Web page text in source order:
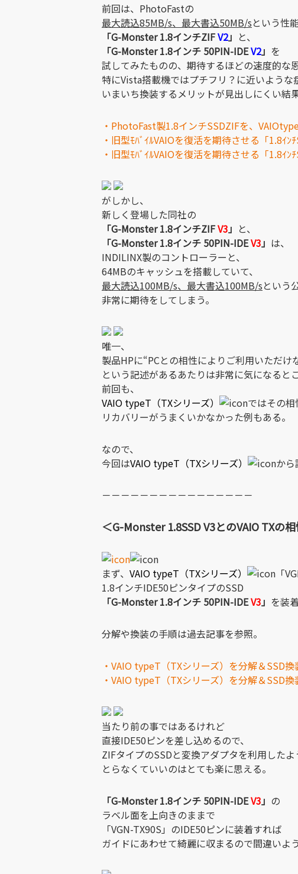
前回は、PhotoFastの
最大読込85MB/s、最大書込50MB/sという性
「G-Monster 1.8インチZIFV2」 と、
「G-Monster 1.8インチ 50PIN-IDEV2」 を
試してみたものの、期待するほどの速度的な
特にVista搭載機ではプチフリ？に近いような
いまいち換装するメリットが見出しにくい結
・PhotoFast製1.8インチSSDZIFを、
・旧型ﾓﾊﾞｲﾙVAIOを復活を期待させる「1.8ｲﾝ
・旧型ﾓﾊﾞｲﾙVAIOを復活を期待させる「1.8ｲﾝ
がしかし、
新しく登場した同社の
「G-Monster 1.8インチZIFV3 」 と、
「G-Monster 1.8インチ 50PIN-IDEV3 」 は、
INDILINX製のコントローラーと、
64MBのキャッシュを搭載していて、
最大読込100MB/s、最大書込100MB/sという
非常に期待をしてしまう。
唯一、
製品HPに“PCとの相性によりご利用いただけ
という記述があるあたりは非常に気になるとこ
前回も、
VAIO typeT（TXシリーズ）
ではその
リカバリーがうまくいかなかった例もある。
なので、
今回はVAIO typeT（TXシリーズ） から
－－－－－－－－－－－－－－－－
＜G-Monster 1.8SSD V3とのVAIO TXの
まず、 VAIO typeT（TXシリーズ）
「
1.8インチIDE50ピンタイプのSSD
「G-Monster 1.8インチ 50PIN-IDEV3 」 を装着
分解や換装の手順は過去記事を参照。
・VAIO typeT（TXシリーズ）を分解＆SSD換
・VAIO typeT（TXシリーズ）を分解＆SSD換
当たり前の事ではあるけれど
直接IDE50ピンを差し込めるので、
ZIFタイプのSSDと変換アダプタを利用した
とらなくていいのはとても楽に思える。
「G-Monster 1.8インチ 50PIN-IDEV3 」 の
ラベル面を上向きのままで
「VGN-TX90S」のIDE50ピンに装着すれば
ガイドにあわせて綺麗に収まるので間違いよ